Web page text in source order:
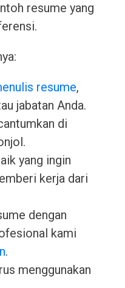
resume yang
resume,
jabatan Anda.
di
yang ingin
kerja dari
dengan
kami
.
menggunakan